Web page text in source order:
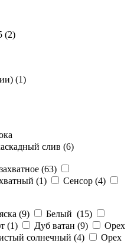
(2)
(1)
слив (6)
(63)
(1) Сенсор (4)
(9) Белый (15)
(1) Дуб ватан (9)
Орех
солнечный (4)
Орех